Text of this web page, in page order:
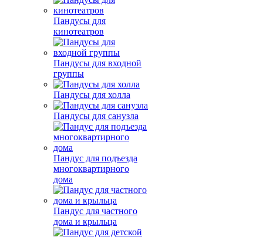
Пандусы для
кинотеатров
Пандусы для входной
группы
Пандусы для холла
Пандусы для санузла
Пандус для подъезда
многоквартирного
дома
Пандус для частного
дома и крыльца